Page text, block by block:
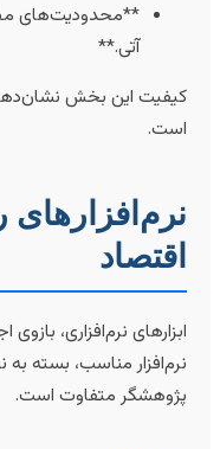
**محدودیت‌های
آتی.**
این بخش نشان‌دهنده
نرم‌افزاری، بازوی
مناسب، بسته به نوع
متفاوت است.